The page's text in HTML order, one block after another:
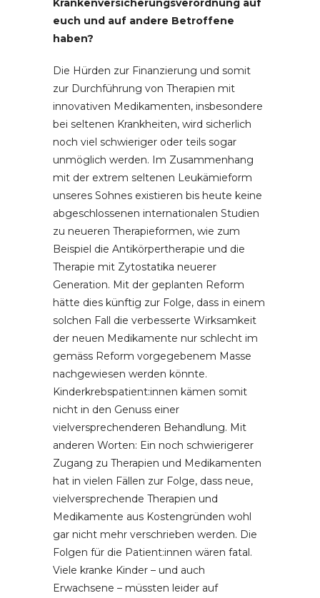
Krankenversicherungsverordnung auf
euch und auf andere Betroffene
haben?
Die Hürden zur Finanzierung und somit
zur Durchführung von Therapien mit
innovativen Medikamenten, insbesondere
bei seltenen Krankheiten, wird sicherlich
noch viel schwieriger oder teils sogar
unmöglich werden. Im Zusammenhang
mit der extrem seltenen Leukämieform
unseres Sohnes existieren bis heute keine
abgeschlossenen internationalen Studien
zu neueren Therapieformen, wie zum
Beispiel die Antikörpertherapie und die
Therapie mit Zytostatika neuerer
Generation. Mit der geplanten Reform
hätte dies künftig zur Folge, dass in einem
solchen Fall die verbesserte Wirksamkeit
der neuen Medikamente nur schlecht im
gemäss Reform vorgegebenem Masse
nachgewiesen werden könnte.
Kinderkrebspatient:innen kämen somit
nicht in den Genuss einer
vielversprechenderen Behandlung. Mit
anderen Worten: Ein noch schwierigerer
Zugang zu Therapien und Medikamenten
hat in vielen Fällen zur Folge, dass neue,
vielversprechende Therapien und
Medikamente aus Kostengründen wohl
gar nicht mehr verschrieben werden. Die
Folgen für die Patient:innen wären fatal.
Viele kranke Kinder – und auch
Erwachsene – müssten leider auf